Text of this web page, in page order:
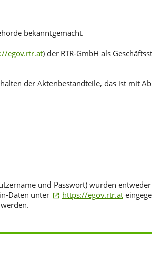
bekanntgemacht.
egov.rtr.at) der RTR-GmbH als
der Aktenbestandteile, das ist mit
und Passwort) wurden
Daten unter
https://egov.rtr.at